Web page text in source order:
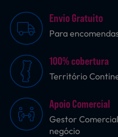
Envio Gratuito
Para
100% cobertura
Território
Apoio Comercial
Gestor
negócio